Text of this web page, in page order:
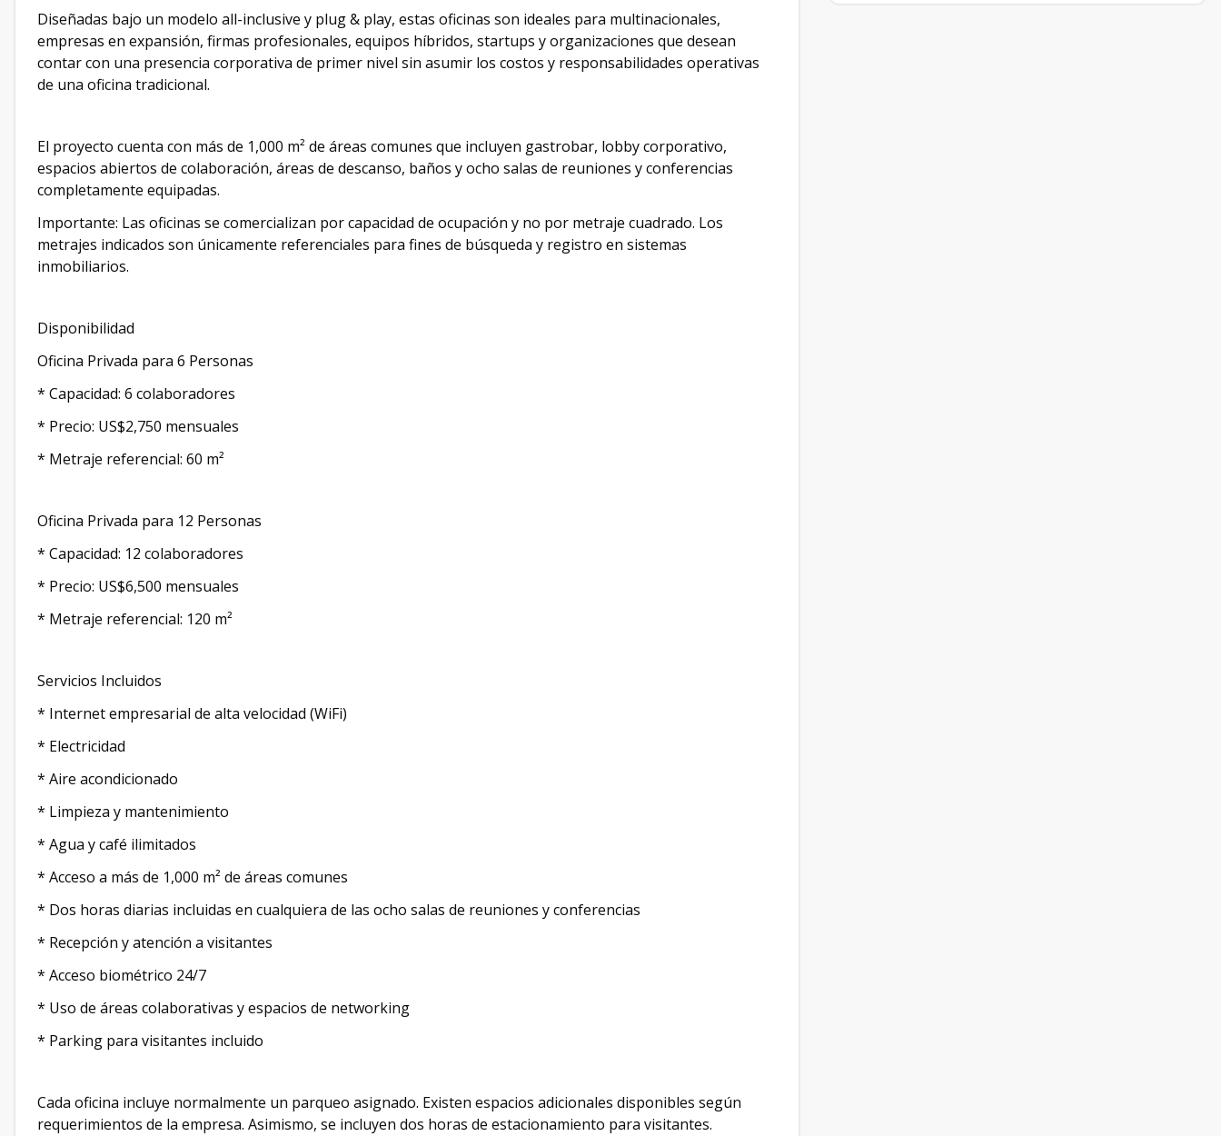
Diseñadas bajo un modelo all-inclusive y plug & play, estas oficinas son ideales para multinacionales,
empresas en expansión, firmas profesionales, equipos híbridos, startups y organizaciones que desean
contar con una presencia corporativa de primer nivel sin asumir los costos y responsabilidades operativas
de una oficina tradicional.
El proyecto cuenta con más de 1,000 m² de áreas comunes que incluyen gastrobar, lobby corporativo,
espacios abiertos de colaboración, áreas de descanso, baños y ocho salas de reuniones y conferencias
completamente equipadas.
Importante: Las oficinas se comercializan por capacidad de ocupación y no por metraje cuadrado. Los
metrajes indicados son únicamente referenciales para fines de búsqueda y registro en sistemas
inmobiliarios.
Disponibilidad
Oficina Privada para 6 Personas
* Capacidad: 6 colaboradores
* Precio: US$2,750 mensuales
* Metraje referencial: 60 m²
Oficina Privada para 12 Personas
* Capacidad: 12 colaboradores
* Precio: US$6,500 mensuales
* Metraje referencial: 120 m²
Servicios Incluidos
* Internet empresarial de alta velocidad (WiFi)
* Electricidad
* Aire acondicionado
* Limpieza y mantenimiento
* Agua y café ilimitados
* Acceso a más de 1,000 m² de áreas comunes
* Dos horas diarias incluidas en cualquiera de las ocho salas de reuniones y conferencias
* Recepción y atención a visitantes
* Acceso biométrico 24/7
* Uso de áreas colaborativas y espacios de networking
* Parking para visitantes incluido
Cada oficina incluye normalmente un parqueo asignado. Existen espacios adicionales disponibles según
requerimientos de la empresa. Asimismo, se incluyen dos horas de estacionamiento para visitantes.